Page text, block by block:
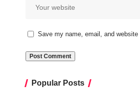
Save my name, email, and
Popular Posts